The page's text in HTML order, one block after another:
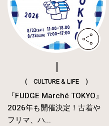
( CULTURE & LIFE )
『FUDGE Marché TOKYO』
2026年も開催決定！古着や
フリマ、ハ...